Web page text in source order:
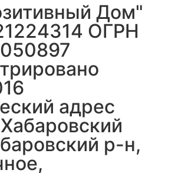
Дом"
ОГРН
адрес
р-н,